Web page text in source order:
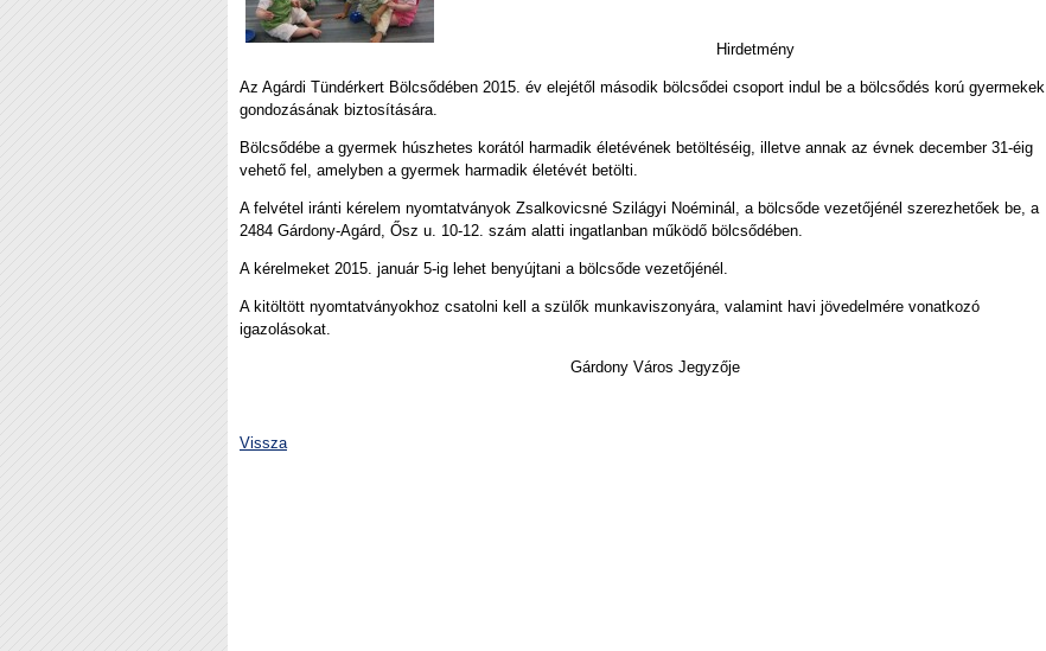
Hirdetmény
Az Agárdi Tündérkert Bölcsődében 2015. év elejétől második bölcsődei csoport indul be a bölcsődés korú gyermekek
gondozásának biztosítására.
Bölcsődébe a gyermek húszhetes korától harmadik életévének betöltéséig, illetve annak az évnek december 31-éig
vehető fel, amelyben a gyermek harmadik életévét betölti.
A felvétel iránti kérelem nyomtatványok Zsalkovicsné Szilágyi Noéminál, a bölcsőde vezetőjénél szerezhetőek be, a
2484 Gárdony-Agárd, Ősz u. 10-12. szám alatti ingatlanban működő bölcsődében.
A kérelmeket 2015. január 5-ig lehet benyújtani a bölcsőde vezetőjénél.
A kitöltött nyomtatványokhoz csatolni kell a szülők munkaviszonyára, valamint havi jövedelmére vonatkozó
igazolásokat.
Gárdony Város Jegyzője
Vissza